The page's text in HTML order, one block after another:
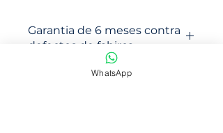
Garantia de 6 meses contra
defectos de fabirca
WhatsApp